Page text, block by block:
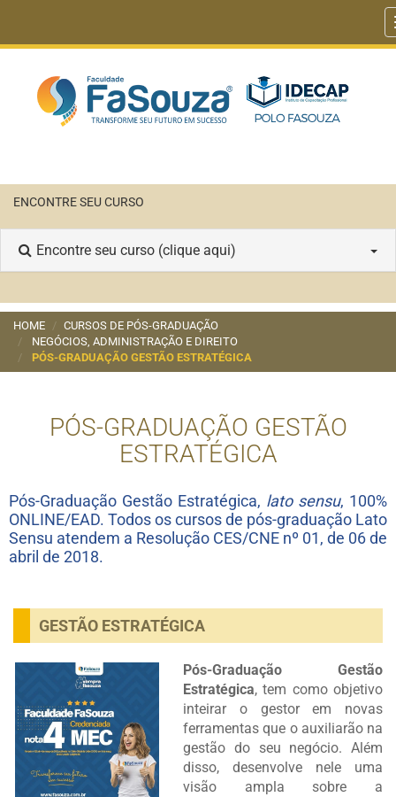
ENCONTRE SEU CURSO
Encontre seu curso (clique aqui)
HOME
CURSOS DE PÓS-GRADUAÇÃO
NEGÓCIOS, ADMINISTRAÇÃO E DIREITO
PÓS-GRADUAÇÃO GESTÃO ESTRATÉGICA
PÓS-GRADUAÇÃO GESTÃO
ESTRATÉGICA
Pós-Graduação Gestão Estratégica, lato sensu, 100%
ONLINE/EAD. Todos os cursos de pós-graduação Lato
Sensu atendem a Resolução CES/CNE nº 01, de 06 de
abril de 2018.
GESTÃO ESTRATÉGICA
Pós-Graduação Gestão
Estratégica, tem como objetivo
inteirar o gestor em novas
ferramentas que o auxiliarão na
gestão do seu negócio. Além
disso, desenvolve nele uma
visão ampla sobre a